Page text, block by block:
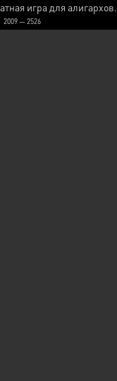
игра для алигархов.
2009 — 2526